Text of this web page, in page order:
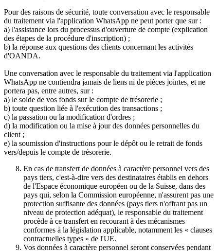
Pour des raisons de sécurité, toute conversation avec le responsable
du traitement via l'application WhatsApp ne peut porter que sur :
a) l'assistance lors du processus d'ouverture de compte (explication
des étapes de la procédure d'inscription) ;
b) la réponse aux questions des clients concernant les activités
d'OANDA.
Une conversation avec le responsable du traitement via l'application
WhatsApp ne contiendra jamais de liens ni de pièces jointes, et ne
portera pas, entre autres, sur :
a) le solde de vos fonds sur le compte de trésorerie ;
b) toute question liée à l'exécution des transactions ;
c) la passation ou la modification d'ordres ;
d) la modification ou la mise à jour des données personnelles du
client ;
e) la soumission d'instructions pour le dépôt ou le retrait de fonds
vers/depuis le compte de trésorerie.
En cas de transfert de données à caractère personnel vers des
pays tiers, c'est-à-dire vers des destinataires établis en dehors
de l'Espace économique européen ou de la Suisse, dans des
pays qui, selon la Commission européenne, n'assurent pas une
protection suffisante des données (pays tiers n'offrant pas un
niveau de protection adéquat), le responsable du traitement
procède à ce transfert en recourant à des mécanismes
conformes à la législation applicable, notamment les « clauses
contractuelles types » de l'UE.
Vos données à caractère personnel seront conservées pendant